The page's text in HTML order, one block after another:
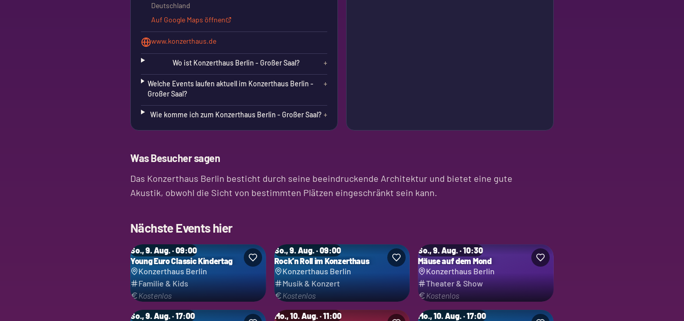
Deutschland
Auf Google Maps öffnen
www.konzerthaus.de
Wo ist Konzerthaus Berlin - Großer Saal? +
Welche Events laufen aktuell im Konzerthaus Berlin -
Großer Saal?
+
Wie komme ich zum Konzerthaus Berlin - Großer Saal? +
Was Besucher sagen
Das Konzerthaus Berlin besticht durch seine beeindruckende Architektur und bietet eine gute
Akustik, obwohl die Sicht von bestimmten Plätzen eingeschränkt sein kann.
Nächste Events hier
So., 9. Aug. · 09:00
Young Euro Classic Kindertag
Konzerthaus Berlin
Familie & Kids
Kostenlos
So., 9. Aug. · 09:00
Rock’n Roll im Konzerthaus
Konzerthaus Berlin
Musik & Konzert
Kostenlos
So., 9. Aug. · 10:30
Mäuse auf dem Mond
Konzerthaus Berlin
Theater & Show
Kostenlos
So., 9. Aug. · 17:00
Mo., 10. Aug. · 11:00
Mo., 10. Aug. · 17:00